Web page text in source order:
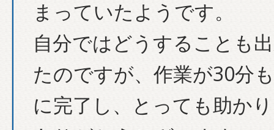
まっていたようです。
自分ではどうすることも
たのですが、作業が30分
に完了し、とっても助か